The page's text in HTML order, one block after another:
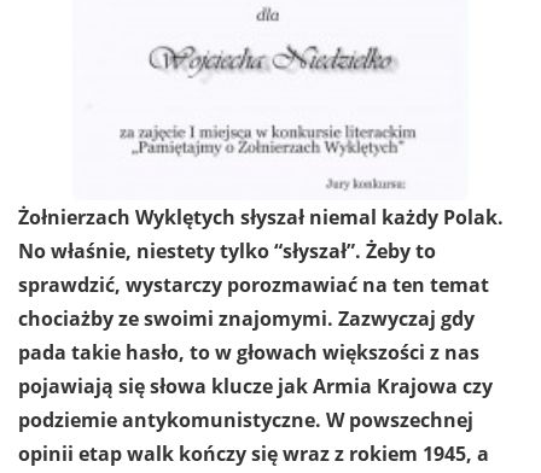
Żołnierzach Wyklętych słyszał niemal każdy Polak.
No właśnie, niestety tylko “słyszał”. Żeby to
sprawdzić, wystarczy porozmawiać na ten temat
chociażby ze swoimi znajomymi. Zazwyczaj gdy
pada takie hasło, to w głowach większości z nas
pojawiają się słowa klucze jak Armia Krajowa czy
podziemie antykomunistyczne. W powszechnej
opinii etap walk kończy się wraz z rokiem 1945, a